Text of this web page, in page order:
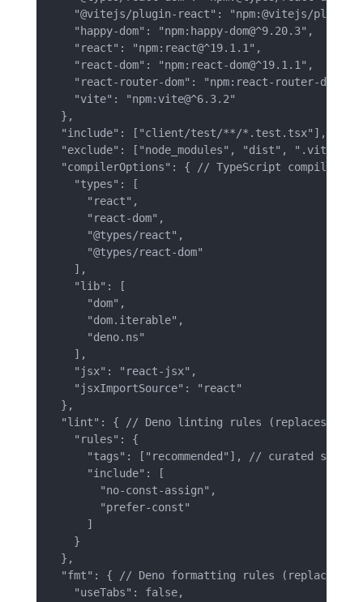
"@vitejs/plugin-react": "npm:@vitejs/
    "happy-dom": "npm:happy-dom@^9.20.3",
    "react": "npm:react@^19.1.1",
    "react-dom": "npm:react-dom@^19.1.1",
"react-router-dom": "npm:react-router-
    "vite": "npm:vite@^6.3.2"
  },
"include": ["client/test/**/*.test.tsx"], //
"exclude": ["node_modules", "dist", ".vite",
"compilerOptions": { // TypeScript compiler
    "types": [
      "react",
      "react-dom",
      "@types/react",
      "@types/react-dom"
    ],
    "lib": [
      "dom",
      "dom.iterable",
      "deno.ns"
    ],
    "jsx": "react-jsx",
    "jsxImportSource": "react"
  },
"lint": { // Deno linting rules (replaces
    "rules": {
"tags": ["recommended"], // curated set
      "include": [
        "no-const-assign",
        "prefer-const"
      ]
    }
  },
"fmt": { // Deno formatting rules (replaces
    "useTabs": false,